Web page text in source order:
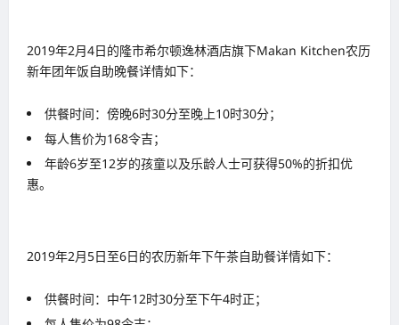
2019年2月4日的隆市希尔顿逸林酒店旗下Makan Kitchen农历
新年团年饭自助晚餐详情如下：
供餐时间：傍晚6时30分至晚上10时30分；
每人售价为168令吉；
年龄6岁至12岁的孩童以及乐龄人士可获得50%的折扣优
惠。
2019年2月5日至6日的农历新年下午茶自助餐详情如下：
供餐时间：中午12时30分至下午4时正；